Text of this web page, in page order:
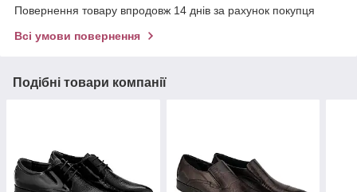
Повернення товару впродовж 14 днів за рахунок покупця
Всі умови повернення
Подібні товари компанії